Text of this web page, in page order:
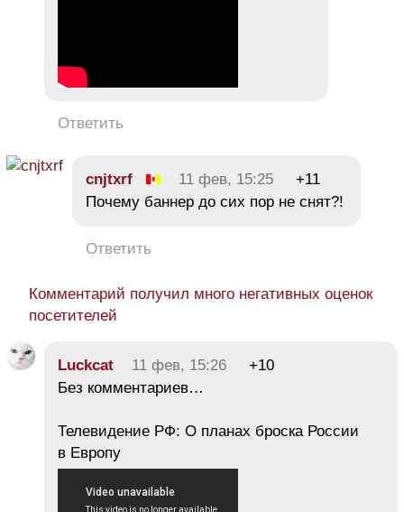
Ответить
cnjtxrf 11 фев, 15:25
+11
Почему баннер до сих пор не снят?!
Ответить
Комментарий получил много негативных оценок
посетителей
Luckcat 11 фев, 15:26
+10
Без комментариев…
Телевидение РФ: O планах броска России
в Европу